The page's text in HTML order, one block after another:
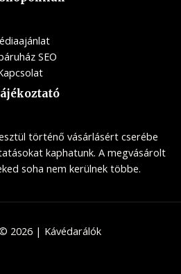
SEO
történő vásárlásért cserébe
kaphatunk. A megvásárolt
soha nem kerülnek többe.
2026 | Kávédarálók